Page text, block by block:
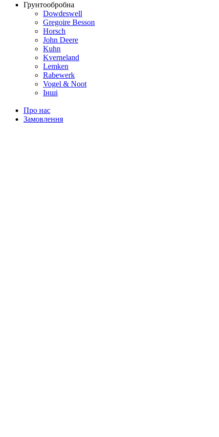
Грунтообробна
Dowdeswell
Gregoire Besson
Horsch
John Deere
Kuhn
Kverneland
Lemken
Rabewerk
Vogel & Noot
Інші
Про нас
Замовлення